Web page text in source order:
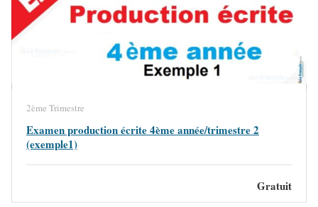
2ème Trimestre
Examen production écrite 4ème année/trimestre 2
(exemple1)
Gratuit